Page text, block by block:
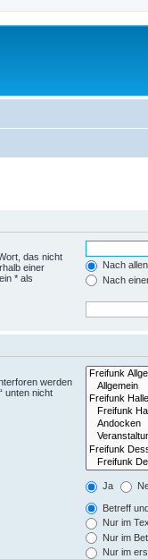
das nicht
einer
* als
Nach
Nach
werden
unten nicht
Ja
Betreff
Nur im
Nur im
Nur im